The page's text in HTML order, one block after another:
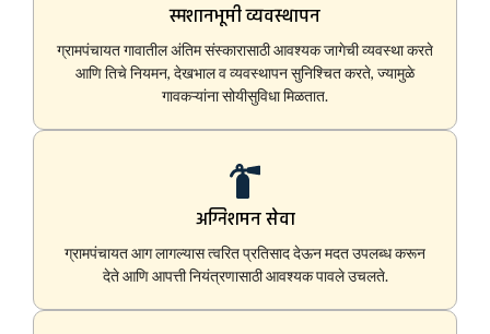
स्मशानभूमी व्यवस्थापन
ग्रामपंचायत गावातील अंतिम संस्कारासाठी आवश्यक जागेची व्यवस्था करते
आणि तिचे नियमन, देखभाल व व्यवस्थापन सुनिश्चित करते, ज्यामुळे
गावकऱ्यांना सोयीसुविधा मिळतात.
अग्निशमन सेवा
ग्रामपंचायत आग लागल्यास त्वरित प्रतिसाद देऊन मदत उपलब्ध करून
देते आणि आपत्ती नियंत्रणासाठी आवश्यक पावले उचलते.